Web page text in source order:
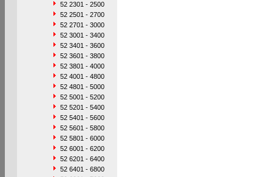
52 2301 - 2500
52 2501 - 2700
52 2701 - 3000
52 3001 - 3400
52 3401 - 3600
52 3601 - 3800
52 3801 - 4000
52 4001 - 4800
52 4801 - 5000
52 5001 - 5200
52 5201 - 5400
52 5401 - 5600
52 5601 - 5800
52 5801 - 6000
52 6001 - 6200
52 6201 - 6400
52 6401 - 6800